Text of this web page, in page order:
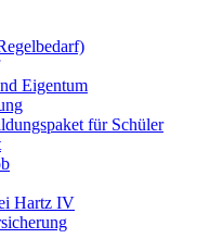
Eigentum
für Schüler
Hartz IV